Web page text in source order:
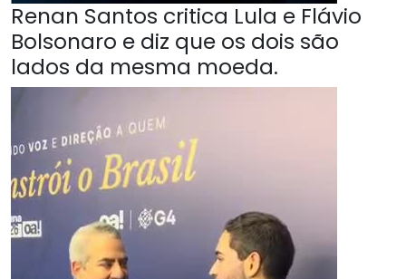
Renan Santos critica Lula e Flávio
Bolsonaro e diz que os dois são
lados da mesma moeda.